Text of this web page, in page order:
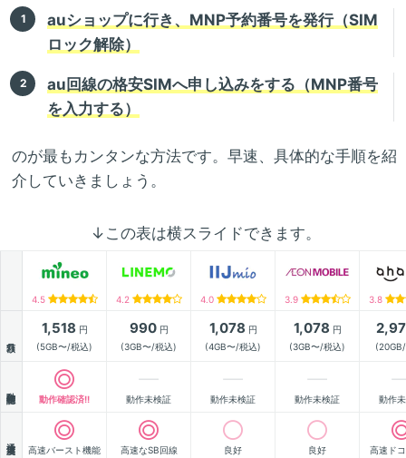
auショップに行き、MNP予約番号を発行（SIM
ロック解除）
au回線の格安SIMへ申し込みをする（MNP番号
を入力する）
のが最もカンタンな方法です。早速、具体的な手順を紹
介していきましょう。
↓この表は横スライドできます。
4.5 4.2 4.0 3.9 3.8
1,518 円
(5GB〜/税込)
990円
(3GB〜/税込)
1,078 円
(4GB〜/税込)
1,078 円
(3GB〜/税込)
動作確認済!! 動作未検証 動作未検証 動作未検証 動作
高速バースト機能 高速なSB回線 良好 良好 高速ド